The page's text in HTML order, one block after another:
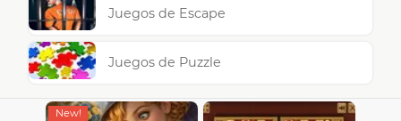
Juegos de Escape
Juegos de Puzzle